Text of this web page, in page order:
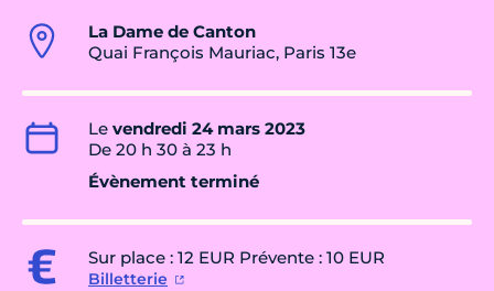
La Dame de Canton
Quai François Mauriac, Paris 13e
Le vendredi 24 mars 2023
De 20 h 30 à 23 h
Évènement terminé
Sur place : 12 EUR Prévente : 10 EUR
Billetterie